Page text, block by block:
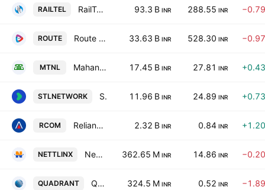
RAILTEL RailTel Corp. of India Ltd. 93.3 B INR 288.55 INR
ROUTE Route Mobile, Ltd. 33.63 B INR 528.30 INR
MTNL Mahanagar Telephone Nigam Limited 17.45 B INR 27.81 INR
STLNETWORK STL Networks Limited 11.96 B INR 24.89 INR
RCOM Reliance Communications Limited 2.32 B INR 0.84 INR
NETTLINX Nettlinx Limited 362.65 M INR 14.86 INR
QUADRANT Quadrant Televentures Limited 324.5 M INR 0.52 INR